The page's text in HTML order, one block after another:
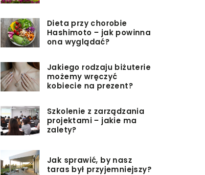
Dieta przy chorobie
Hashimoto – jak powinna
ona wyglądać?
Jakiego rodzaju biżuterie
możemy wręczyć
kobiecie na prezent?
Szkolenie z zarządzania
projektami – jakie ma
zalety?
Jak sprawić, by nasz
taras był przyjemniejszy?